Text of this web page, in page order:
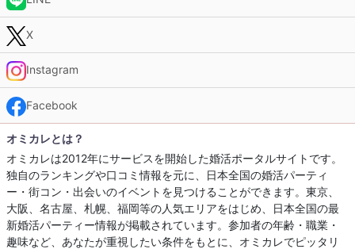
X
Instagram
Facebook
オミカレとは？
オミカレは2012年にサービスを開始した婚活ポータルサイトです。
独自のランキングや口コミ情報を元に、日本全国の婚活パーティ
ー・街コン・出会いのイベントを見つけることができます。東京、
大阪、名古屋、札幌、福岡等の人気エリアをはじめ、日本全国の最
新婚活パーティー情報が掲載されています。参加者の年齢・職業・
趣味など、あなたが重視したい条件をもとに、オミカレでピッタリ